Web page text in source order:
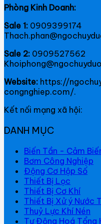
Phòng Kinh Doanh:
Sale 1:
Sale 2:
Website: https://
congnghiep.com/.
Kết nối mạng xã hội:
DANH MỤC
Biến Tần - Cảm
Bơm Công Nghiệp
Động Cơ Hộp Số
Thiết Bị Lọc
Thiết Bị Cơ Khí
Thiết Bị Xử ý Nước
Thuỷ Lực Khí Nén
Tự Động Hoá Tổng